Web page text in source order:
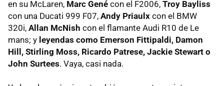
en su McLaren, Marc Gené con el F2006, Troy Bayliss
con una Ducati 999 F07, Andy Priaulx con el BMW
320i, Allan McNish con el flamante Audi R10 de Le
mans; y leyendas como Emerson Fittipaldi, Damon
Hill, Stirling Moss, Ricardo Patrese, Jackie Stewart o
John Surtees. Vaya, casi nada.